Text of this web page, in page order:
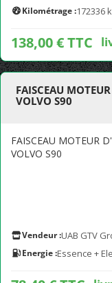
Kilométrage :172336
138,00 € TTC
FAISCEAU
VOLVO S90
FAISCEAU MOTEUR
VOLVO S90
Vendeur :UAB GTV
Energie :Essence +